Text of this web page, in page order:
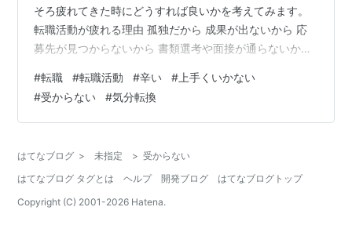
そろ疲れてきた時にどうすれば良いかを考えてみます。
転職活動が疲れる理由 孤独だから 成果が出ないから 応
募先が見つからないから 書類選考や面接が通らないから
か？ 孤独より孤高を目指せ 成果を出ないのは仕方がない
応募先を決めているのは誰だ？ 期待しない SNS見なけれ
ばいいのでは？ まとめ 転職活動が疲れる理由 退職して
は凄く疲れます。人それぞれ理由はあると思いますが、
疲れてきたら休まないと…
#転職 #転職活動 #辛い # 上手くいかない
#受からない #気分転換
はてなブログ > 未指定 > 受からない
はてなブログ タグとは
ヘルプ 開発ブログ
はてなブログトップ
Copyright (C) 2001-2026 Hatena.